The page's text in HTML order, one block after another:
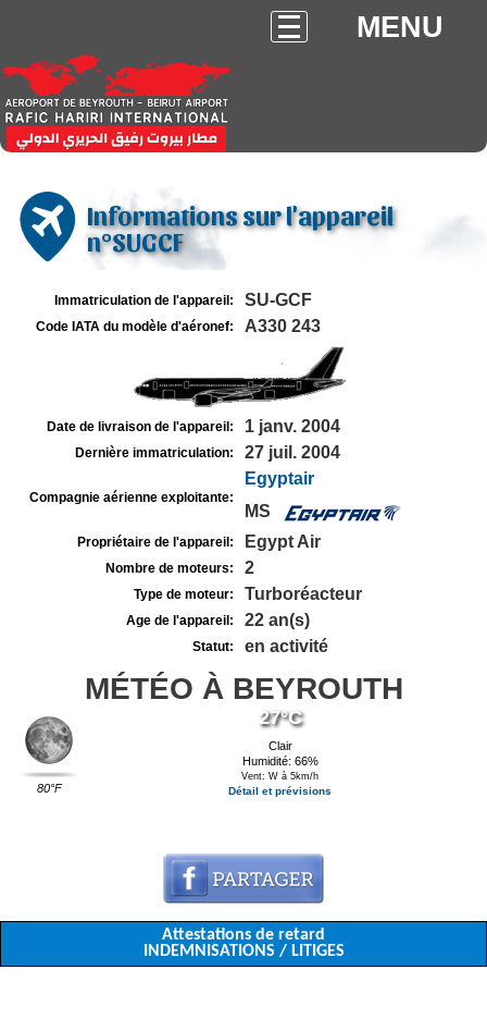
MENU
Informations sur l'appareil
n°SUGCF
Immatriculation de l'appareil: SU-GCF
Code IATA du modèle d'aéronef: A330 243
Date de livraison de l'appareil: 1 janv. 2004
Dernière immatriculation: 27 juil. 2004
Compagnie aérienne exploitante:
Egyptair
MS
Propriétaire de l'appareil: Egypt Air
Nombre de moteurs: 2
Type de moteur: Turboréacteur
Age de l'appareil: 22 an(s)
Statut: en activité
MÉTÉO À BEYROUTH
80°F
27°C
Clair
Humidité: 66%
Vent: W à 5km/h
Détail et prévisions
Attestations de retard
INDEMNISATIONS / LITIGES